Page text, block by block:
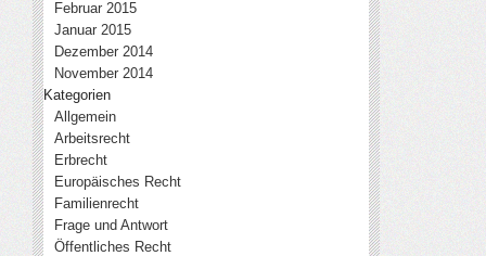
Februar 2015
Januar 2015
Dezember 2014
November 2014
Kategorien
Allgemein
Arbeitsrecht
Erbrecht
Europäisches Recht
Familienrecht
Frage und Antwort
Öffentliches Recht